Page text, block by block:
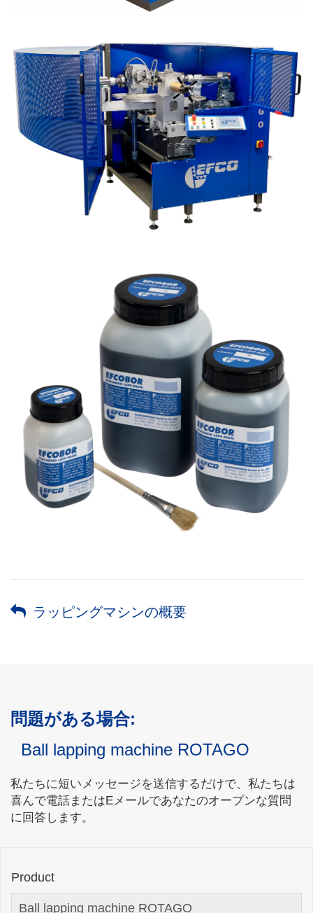
ラッピングマシンの概要
問題がある場合:
Ball lapping machine ROTAGO
私たちに短いメッセージを送信するだけで、私たちは
喜んで電話またはEメールであなたのオープンな質問
に回答します。
Product